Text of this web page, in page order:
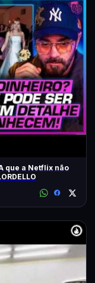
que a Netflix não